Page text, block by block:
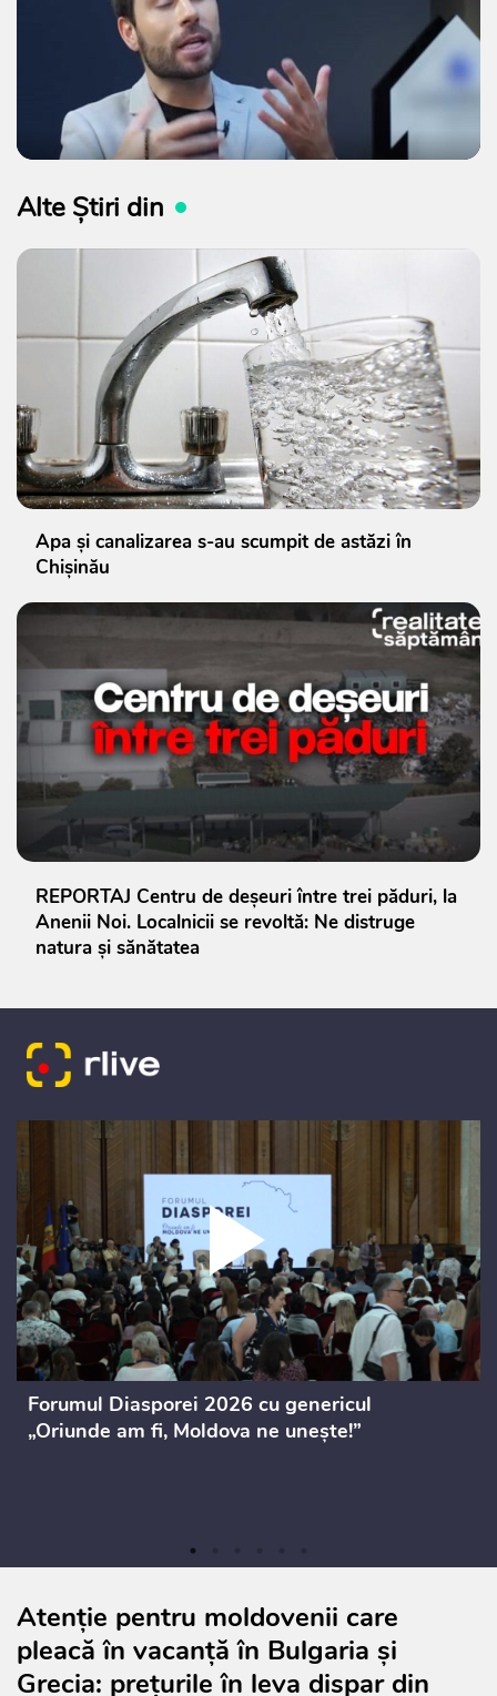
Alte Știri din
Apa și canalizarea s-au scumpit de astăzi în
Chișinău
REPORTAJ Centru de deșeuri între trei păduri, la
Anenii Noi. Localnicii se revoltă: Ne distruge
natura și sănătatea
Forumul Diasporei 2026 cu genericul
„Oriunde am fi, Moldova ne unește!”
Atenție pentru moldovenii care
pleacă în vacanță în Bulgaria și
Grecia: prețurile în leva dispar din